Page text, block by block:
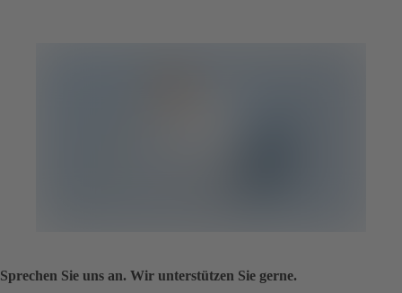
Sprechen Sie uns an. Wir unterstützen Sie gerne.